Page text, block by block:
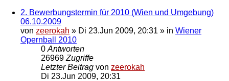
2. Bewerbungstermin für 2010 (Wien und Umgebung)
06.10.2009
von zeerokah » Di 23.Jun 2009, 20:31 » in Wiener
Opernball 2010
0 Antworten
26969 Zugriffe
Letzter Beitrag von zeerokah
Di 23.Jun 2009, 20:31